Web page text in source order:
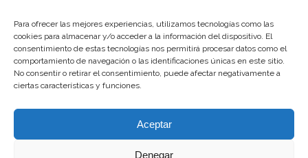
Para ofrecer las mejores experiencias, utilizamos tecnologías como las
cookies para almacenar y/o acceder a la información del dispositivo. El
consentimiento de estas tecnologías nos permitirá procesar datos como el
comportamiento de navegación o las identificaciones únicas en este sitio.
No consentir o retirar el consentimiento, puede afectar negativamente a
ciertas características y funciones.
Aceptar
Denegar
se ha subido a escenarios de teatro de
todo el mundo y las televisiones, donde
la hemos podido ver en El tiempo entre
costuras, Acacias 38, El secreto de Puente
Viejo o Aida, entre otras.